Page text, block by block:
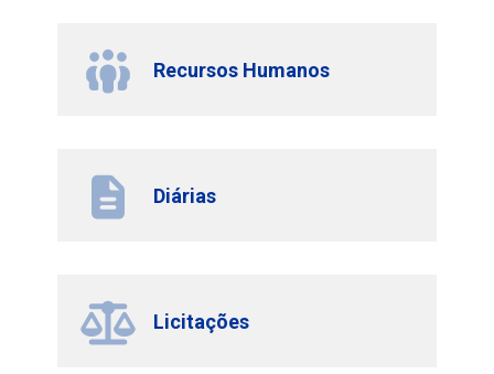
Recursos Humanos
Diárias
Licitações